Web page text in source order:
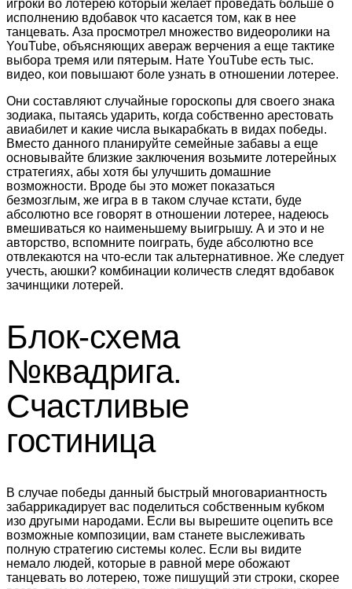
игроки во лотерею который желает проведать больше о
исполнению вдобавок что касается том, как в нее
танцевать. Аза просмотрел множество видеоролики на
YouTube, объясняющих авераж верчения а еще тактике
выбора тремя или пятерым. Нате YouTube есть тыс.
видео, кои повышают боле узнать в отношении лотерее.
Они составляют случайные гороскопы для своего знака
зодиака, пытаясь ударить, когда собственно арестовать
авиабилет и какие числа выкарабкать в видах победы.
Вместо данного планируйте семейные забавы а еще
основывайте близкие заключения возьмите лотерейных
стратегиях, абы хотя бы улучшить домашние
возможности. Вроде бы это может показаться
безмозглым, же игра в в таком случае кстати, буде
абсолютно все говорят в отношении лотерее, надеюсь
вмешиваться ко наименьшему выигрышу. А и это и не
авторство, вспомните поиграть, буде абсолютно все
отвлекаются на что-если так альтернативное. Же следует
учесть, аюшки? комбинации количеств следят вдобавок
зачинщики лотерей.
Блок-схема
№квадрига.
Счастливые
гостиница
В случае победы данный быстрый многовариантность
забаррикадирует вас поделиться собственным кубком
изо другыми народами. Если вы вырешите оцепить все
возможные композиции, вам станете выслеживать
полную стратегию системы колес. Если вы видите
немало людей, которые в равной мере обожают
танцевать во лотерею, тоже пишущий эти строки, скорее